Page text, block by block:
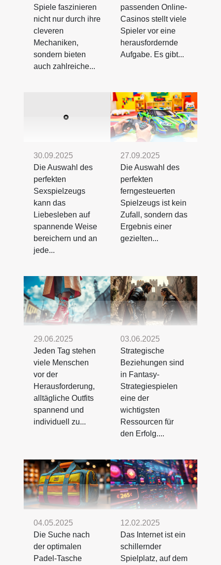
Spiele faszinieren
nicht nur durch ihre
cleveren
Mechaniken,
sondern bieten
auch zahlreiche...
passenden Online-
Casinos stellt viele
Spieler vor eine
herausfordernde
Aufgabe. Es gibt...
30.09.2025
Die Auswahl des
perfekten
Sexspielzeugs
kann das
Liebesleben auf
spannende Weise
bereichern und an
jede...
27.09.2025
Die Auswahl des
perfekten
ferngesteuerten
Spielzeugs ist kein
Zufall, sondern das
Ergebnis einer
gezielten...
29.06.2025
Jeden Tag stehen
viele Menschen
vor der
Herausforderung,
alltägliche Outfits
spannend und
individuell zu...
03.06.2025
Strategische
Beziehungen sind
in Fantasy-
Strategiespielen
eine der
wichtigsten
Ressourcen für
den Erfolg....
04.05.2025
Die Suche nach
der optimalen
Padel-Tasche
12.02.2025
Das Internet ist ein
schillernder
Spielplatz, auf dem